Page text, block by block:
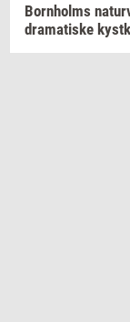
Born­holms
dra­ma­ti­ske